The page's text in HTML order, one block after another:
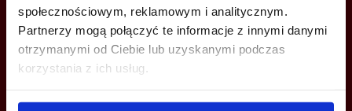
społecznościowym, reklamowym i analitycznym.
Partnerzy mogą połączyć te informacje z innymi danymi
otrzymanymi od Ciebie lub uzyskanymi podczas
korzystania z ich usług.
MOŻESZ TEŻ ZOSTAWIĆ SWÓJ NUMER, A MY SKONTAKTUJEMY SIĘ